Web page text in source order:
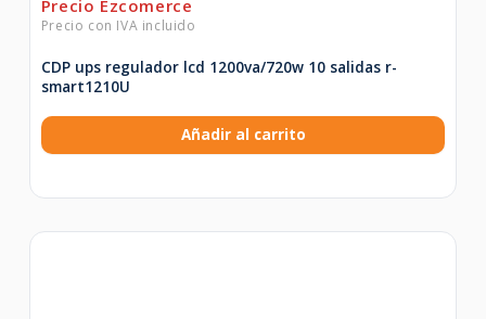
CDP ups regulador lcd 1200va/720w 10 salidas r-
smart1210U
Añadir al carrito